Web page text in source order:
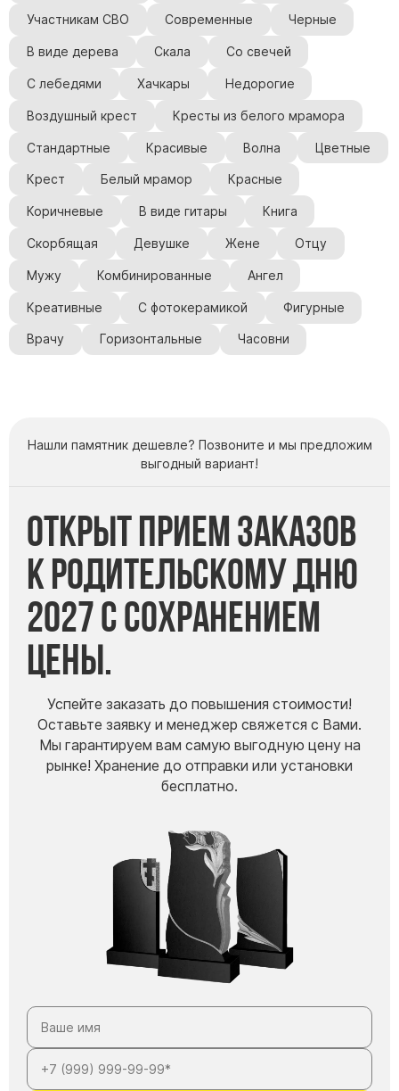
Участникам СВО Современные Черные
В виде дерева Скала Со свечей
С лебедями Хачкары Недорогие
Воздушный крест Кресты из белого мрамора
Стандартные Красивые Волна Цветные
Крест Белый мрамор Красные
Коричневые В виде гитары Книга
Скорбящая Девушке Жене Отцу
Мужу Комбинированные Ангел
Креативные С фотокерамикой Фигурные
Врачу Горизонтальные Часовни
Нашли памятник дешевле? Позвоните и мы предложим
выгодный вариант!
Открыт прием заказов
к Родительскому дню
2027 с сохранением
цены.
Успейте заказать до повышения стоимости!
Оставьте заявку и менеджер свяжется с Вами.
Мы гарантируем вам самую выгодную цену на
рынке! Хранение до отправки или установки
бесплатно.